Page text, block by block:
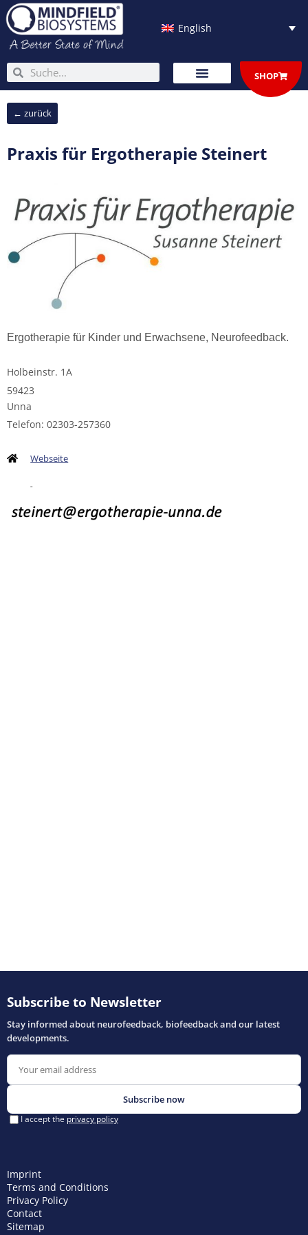
Skip
to
content
English
SearchSearch SHOP
← zurück
Praxis für Ergotherapie Steinert
Ergotherapie für Kinder und Erwachsene, Neurofeedback.
Holbeinstr. 1A
59423
Unna
Telefon: 02303-257360
Webseite
Imprint
Terms and Conditions
Privacy Policy
Contact
Sitemap